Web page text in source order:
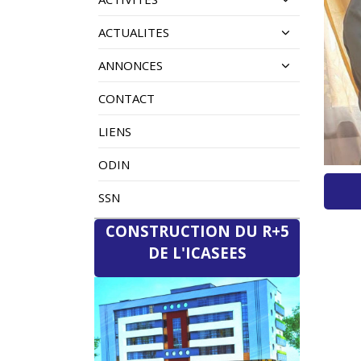
ACTUALITES
ANNONCES
CONTACT
LIENS
ODIN
SSN
CONSTRUCTION DU R+5
DE L'ICASEES